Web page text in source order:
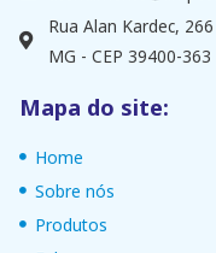
Rua Alan Kardec,
MG - CEP 39400-363
Mapa do site:
Home
Sobre nós
Produtos